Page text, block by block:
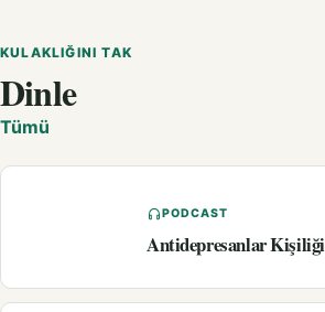
KULAKLIĞINI TAK
Dinle
Tümü
PODCAST
Antidepresanlar